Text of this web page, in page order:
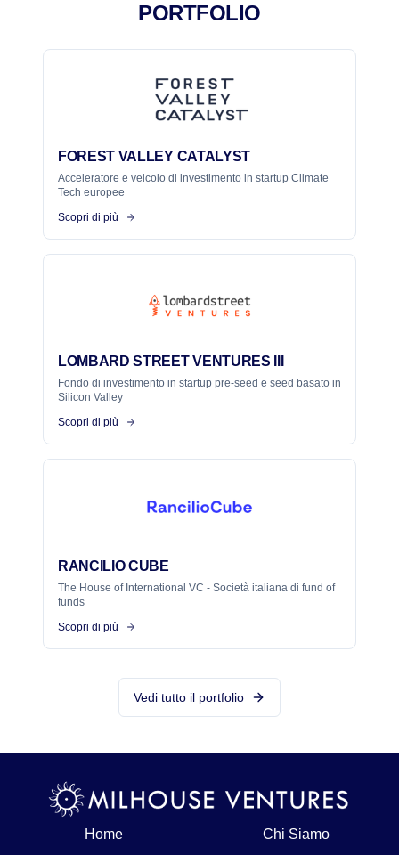
PORTFOLIO
FOREST VALLEY CATALYST
Acceleratore e veicolo di investimento in startup Climate
Tech europee
Scopri di più
LOMBARD STREET VENTURES III
Fondo di investimento in startup pre-seed e seed basato in
Silicon Valley
Scopri di più
RANCILIO CUBE
The House of International VC - Società italiana di fund of
funds
Scopri di più
Vedi tutto il portfolio
Home Chi Siamo